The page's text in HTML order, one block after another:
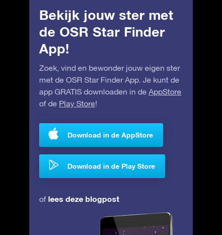
Bekijk jouw ster met
de OSR Star Finder
App!
Zoek, vind en bewonder jouw eigen ster
met de OSR Star Finder App. Je kunt de
app GRATIS downloaden in de AppStore
of de Play Store!
Download in de AppStore
Download in de Play Store
of lees deze blogpost